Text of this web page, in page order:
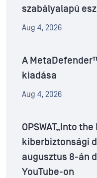
szabályalapú
Aug 4, 2026
A
kiadása
Aug 4, 2026
OPSWAT„Into
kiberbiztonsági
augusztus 8-án
YouTube-on